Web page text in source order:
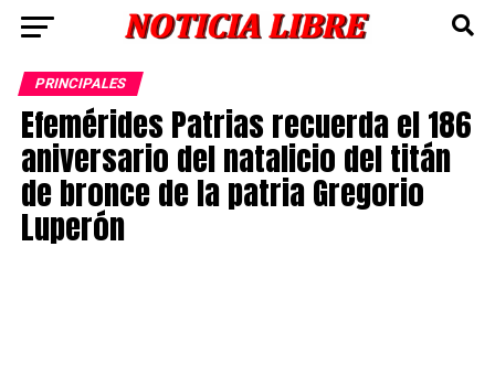
PRINCIPALES
Efemérides Patrias recuerda el 186
aniversario del natalicio del titán
de bronce de la patria Gregorio
Luperón